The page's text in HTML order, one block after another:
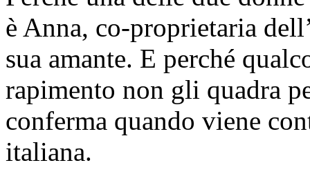
è Anna, co-proprietaria
sua amante. E perché
rapimento non gli quadra
conferma quando viene
italiana.